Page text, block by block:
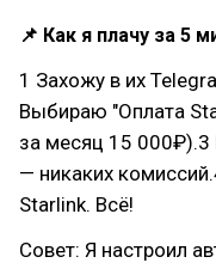
📌 Как я плачу за 5
1 Захожу в их
Выбираю "Оплата
за месяц 15
— никаких
Starlink. Всё!
Совет: Я настроил